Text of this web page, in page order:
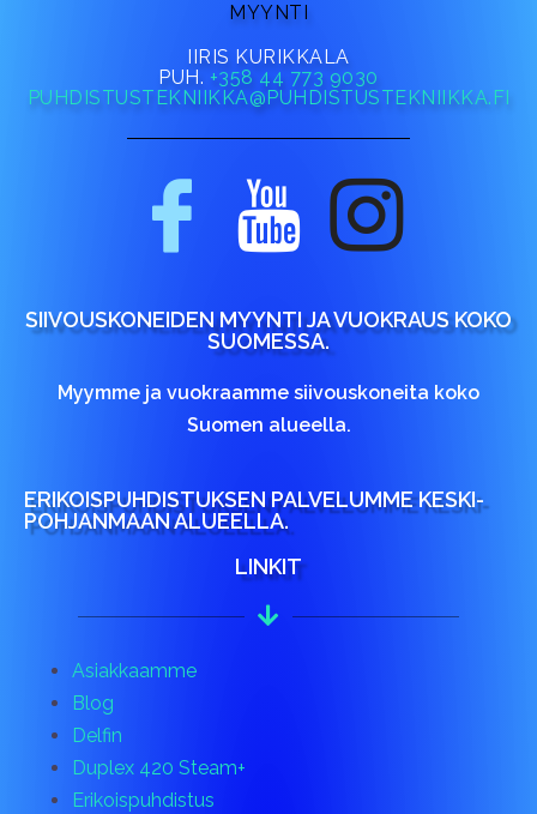
MYYNTI
IIRIS KURIKKALA
PUH. +358 44 773 9030
PUHDISTUSTEKNIIKKA@PUHDISTUSTEKNIIKKA.FI
SIIVOUSKONEIDEN MYYNTI JA VUOKRAUS KOKO
SUOMESSA.
Myymme ja vuokraamme siivouskoneita koko
Suomen alueella.
ERIKOISPUHDISTUKSEN PALVELUMME KESKI-
POHJANMAAN ALUEELLA.
LINKIT
Asiakkaamme
Blog
Delfin
Duplex 420 Steam+
Erikoispuhdistus